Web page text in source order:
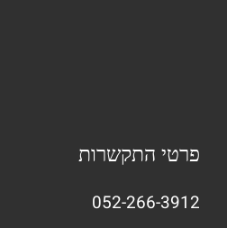
פרטי התקשרות
052-266-3912